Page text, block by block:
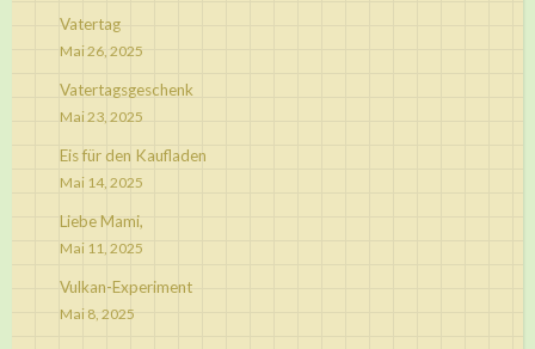
Vatertag
Mai 26, 2025
Vatertagsgeschenk
Mai 23, 2025
Eis für den Kaufladen
Mai 14, 2025
Liebe Mami,
Mai 11, 2025
Vulkan-Experiment
Mai 8, 2025